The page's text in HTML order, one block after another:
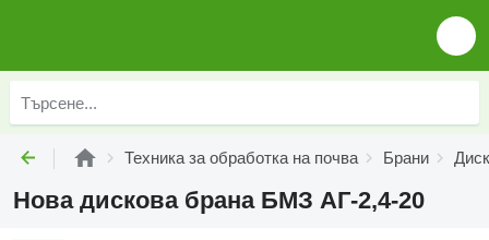
Техника за обработка на почва Брани
Нова дискова брана БМЗ АГ-2,4-20